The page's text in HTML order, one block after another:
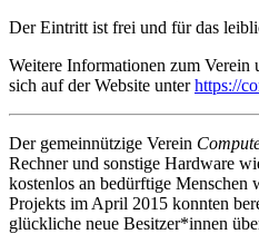
Der Eintritt ist frei und für das
Weitere Informationen zum Verein
sich auf der Website unterhttps://
Der gemeinnützige Verein
Rechner und sonstige Hardware
kostenlos an bedürftige Menschen
Projekts im April 2015 konnten
glückliche neue Besitzer*innen